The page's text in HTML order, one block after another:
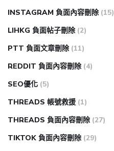
INSTAGRAM 負面內容刪除 (15)
LIHKG 負面帖子刪除 (2)
PTT 負面文章刪除 (11)
REDDIT 負面內容刪除 (4)
SEO優化 (5)
THREADS 帳號救援 (1)
THREADS 負面內容刪除 (27)
TIKTOK 負面內容刪除 (29)